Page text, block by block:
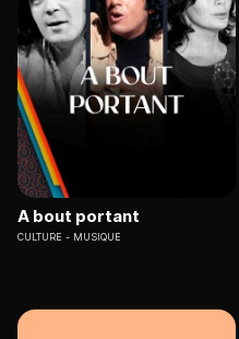
A bout portant
CULTURE MUSIQUE